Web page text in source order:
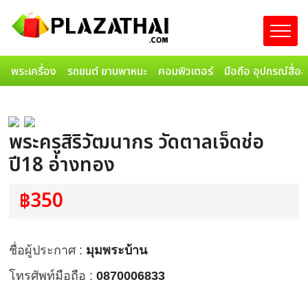
พระเครื่อง รถยนต์ ยานพาหนะ คอมพิวเตอร์ มือถือ อุปกรณ์สื่อส
พระครูสิริวัฒนากร วัดตาลเจ็ดช่อ
ปี18 อ่างทอง
฿350
ชื่อผู้ประกาศ : มุมพระบ้าน
โทรศัพท์มือถือ : 0870006833